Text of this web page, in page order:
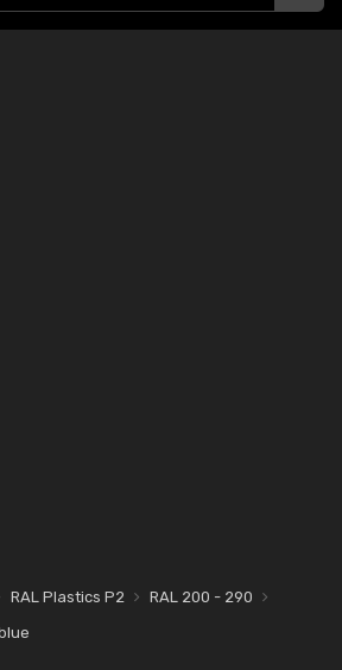
RAL Plastics P2
RAL 200 - 290